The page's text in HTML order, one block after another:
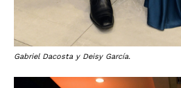
Gabriel Dacosta y Deisy García.